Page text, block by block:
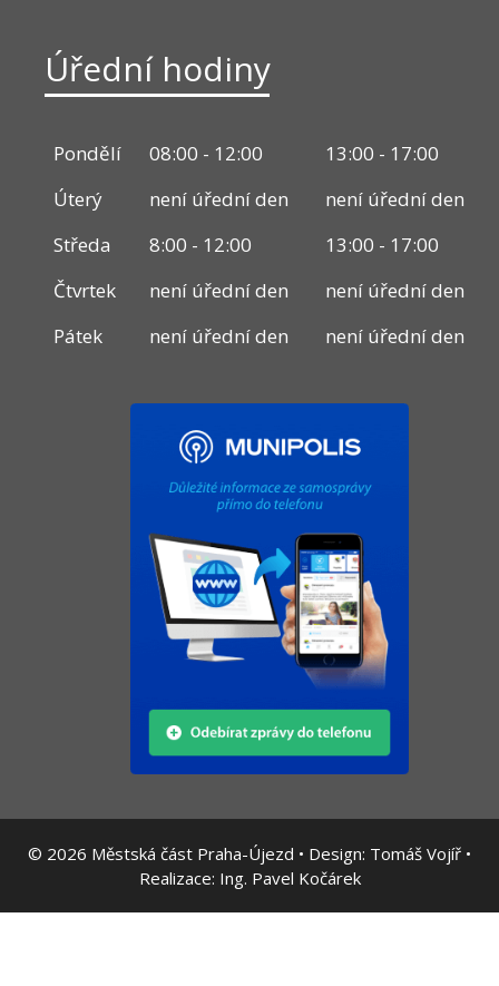
Úřední hodiny
Pondělí 08:00 - 12:00
13:00 - 17:00
Úterý
není úřední den
není úřední den
Středa
8:00 - 12:00
13:00 - 17:00
Čtvrtek
není úřední den
není úřední den
Pátek
není úřední den není úřední den
© 2026 Městská část Praha-Újezd • Design: Tomáš Vojíř •
Realizace: Ing. Pavel Kočárek